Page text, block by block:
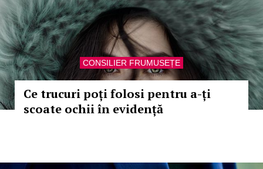
CONSILIER FRUMUSEȚE
Ce trucuri poți folosi pentru a-ți
scoate ochii în evidență